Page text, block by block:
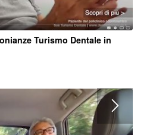
Turismo Dentale in